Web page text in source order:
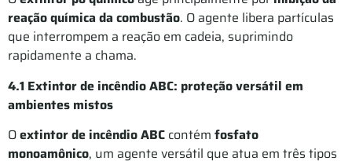
reação química da combustão. O agente libera partículas
que interrompem a reação em cadeia, suprimindo
rapidamente a chama.
4.1 Extintor de incêndio ABC: proteção versátil em
ambientes mistos
Oextintor de incêndio ABC contém fosfato
monoamônico, um agente versátil que atua em três tipos